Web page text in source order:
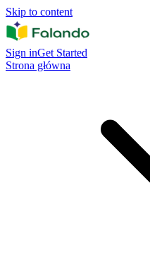
Skip to content
Sign inGet Started
Strona główna